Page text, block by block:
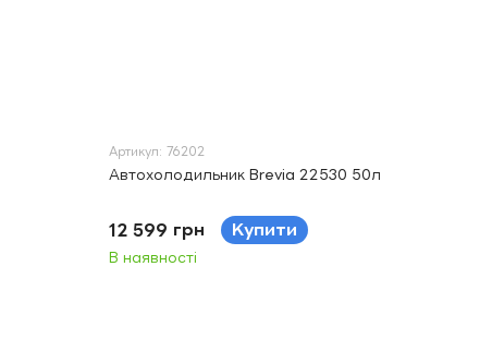
Артикул: 76202
Автохолодильник Brevia 22530 50л
12 599 грн Купити
В наявності